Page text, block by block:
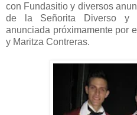
con Fundasitio y diversos
de la Señorita Diverso y
anunciada próximamente por
y Maritza Contreras.